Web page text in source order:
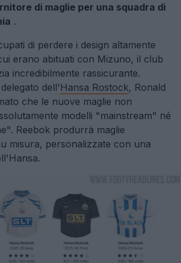
di maglie per una squadra di
.
di perdere i design altamente
erano abituati con Mizuno, il club
incredibilmente rassicurante.
dell' Hansa Rostock, Ronald
che le nuove maglie non
modelli "mainstream" né
Reebok produrrà maglie
misura, personalizzate con una